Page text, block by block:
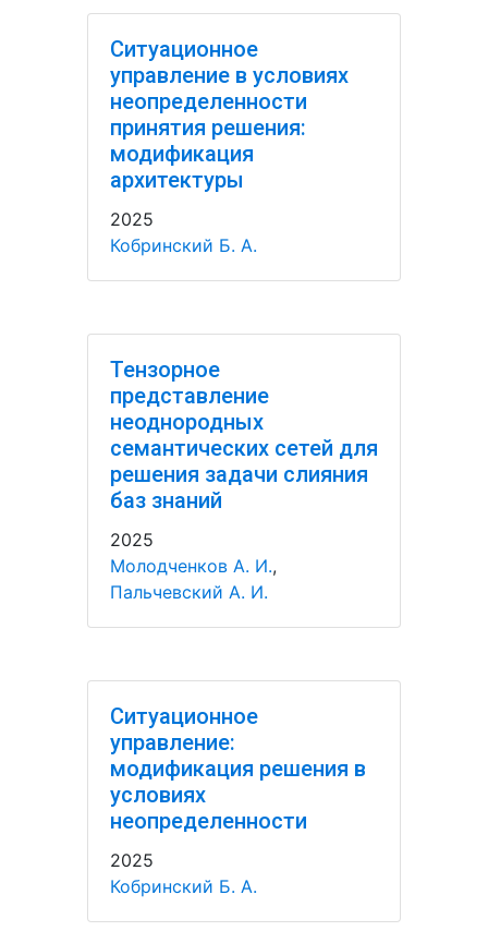
Ситуационное
управление в условиях
неопределенности
принятия решения:
модификация
архитектуры
2025
Кобринский Б. А.
Тензорное
представление
неоднородных
семантических сетей для
решения задачи слияния
баз знаний
2025
Молодченков А. И.,
Пальчевский А. И.
Ситуационное
управление:
модификация решения в
условиях
неопределенности
2025
Кобринский Б. А.